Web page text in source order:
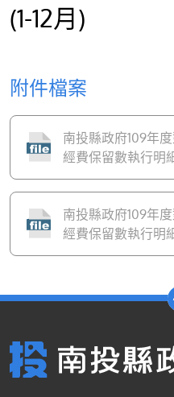
(1-12月)
附件檔案
南投縣政府109年
經費保留數執行明
南投縣政府109年
經費保留數執行明